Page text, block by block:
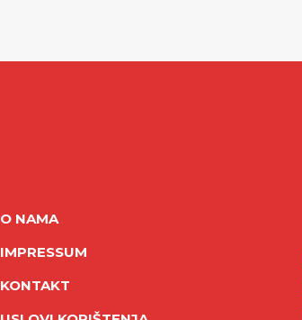
O NAMA
IMPRESSUM
KONTAKT